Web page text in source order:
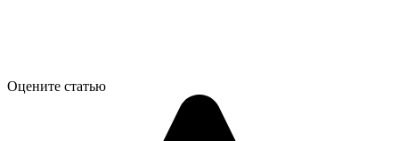
Оцените статью